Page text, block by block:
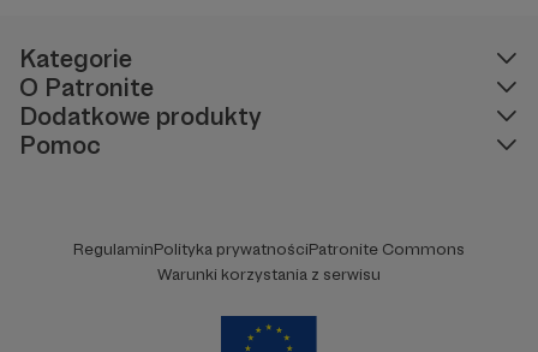
Kategorie
O Patronite
Dodatkowe produkty
Pomoc
RegulaminPolityka prywatnościPatronite Commons
Warunki korzystania z serwisu